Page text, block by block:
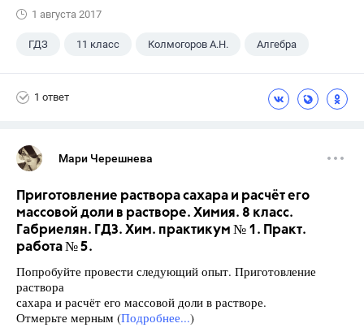
1 августа 2017
ГДЗ 11 класс Колмогоров А.Н. Алгебра
1 ответ
Мари Черешнева
Приготовление раствора сахара и расчёт его
массовой доли в растворе. Химия. 8 класс.
Габриелян. ГДЗ. Хим. практикум № 1. Практ.
работа № 5.
Попробуйте провести следующий опыт. Приготовление
раствора
сахара и расчёт его массовой доли в растворе.
Отмерьте мерным (Подробнее...)